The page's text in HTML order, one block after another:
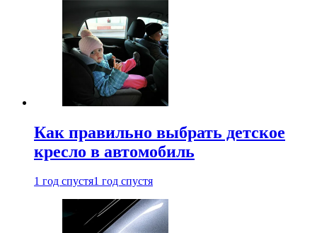
Как правильно выбрать детское
кресло в автомобиль
1 год спустя1 год спустя